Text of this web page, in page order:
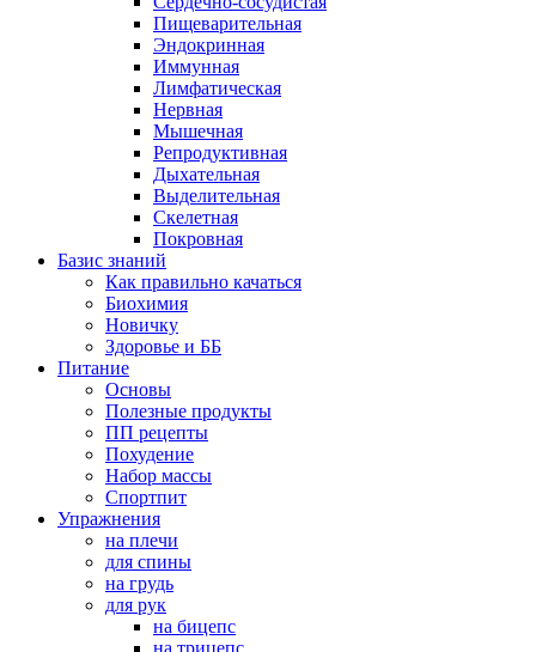
Пищеварительная
Эндокринная
Иммунная
Лимфатическая
Нервная
Мышечная
Репродуктивная
Дыхательная
Выделительная
Скелетная
Покровная
Базис знаний
Как правильно качаться
Биохимия
Новичку
Здоровье и ББ
Питание
Основы
Полезные продукты
ПП рецепты
Похудение
Набор массы
Спортпит
Упражнения
на плечи
для спины
на грудь
для рук
на бицепс
на трицепс